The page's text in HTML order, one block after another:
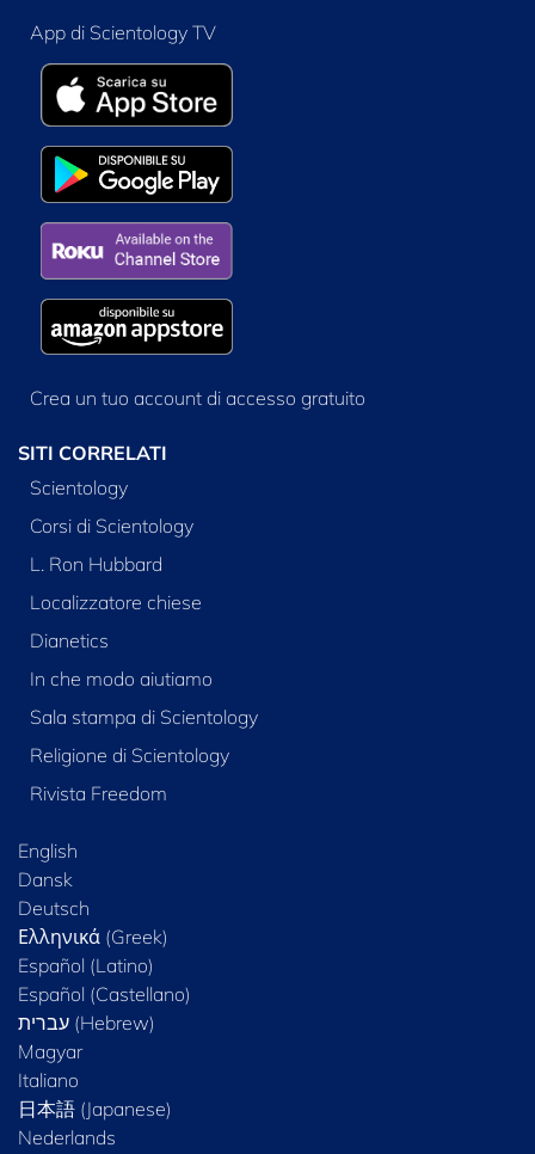
App di Scientology TV
Crea un tuo account di accesso gratuito
SITI CORRELATI
Scientology
Corsi di Scientology
L. Ron Hubbard
Localizzatore chiese
Dianetics
In che modo aiutiamo
Sala stampa di Scientology
Religione di Scientology
Rivista Freedom
English
Dansk
Deutsch
Ελληνικά (Greek)
Español (Latino)
Español (Castellano)
Magyar
Italiano
日本語 (Japanese)
Nederlands